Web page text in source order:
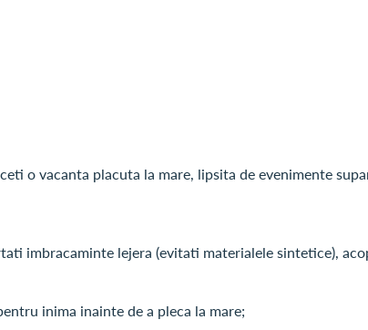
o vacanta placuta la mare, lipsita de evenimente
imbracaminte lejera (evitati materialele sintetice),
inima inainte de a pleca la mare;